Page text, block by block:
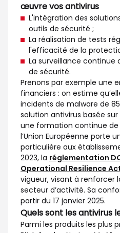
œuvre vos antivirus
L'intégration des
outils de sécurité ;
La réalisation de tests
l'efficacité de la
La surveillance continue
de sécurité.
Prenons par exemple une
financiers : on estime
incidents de malware de
solution antivirus basée
une formation continue de
l’Union Européenne porte
particulière aux
2023, la réglementation
Operational Resilience
vigueur, visant à renforcer
secteur d’activité. Sa
partir du 17 janvier 2025.
Quels sont les antivirus
Parmi les produits les plus